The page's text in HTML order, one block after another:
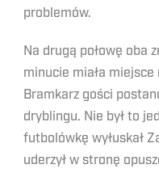
problemów.
Na drugą połowę oba
minucie miała
Bramkarz gości
dryblingu. Nie był to
futbolówkę wyłuskał
uderzył w stronę